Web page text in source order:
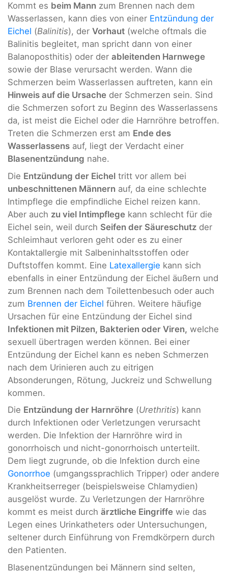
Kommt es beim Mann zum Brennen nach dem
Wasserlassen, kann dies von einer Entzündung der
Eichel (Balinitis), der Vorhaut (welche oftmals die
Balinitis begleitet, man spricht dann von einer
Balanoposthitis) oder der ableitenden Harnwege
sowie der Blase verursacht werden. Wann die
Schmerzen beim Wasserlassen auftreten, kann ein
Hinweis auf die Ursache der Schmerzen sein. Sind
die Schmerzen sofort zu Beginn des Wasserlassens
da, ist meist die Eichel oder die Harnröhre betroffen.
Treten die Schmerzen erst am Ende des
Wasserlassens auf, liegt der Verdacht einer
Blasenentzündung nahe.
Die Entzündung der Eichel tritt vor allem bei
unbeschnittenen Männern auf, da eine schlechte
Intimpflege die empfindliche Eichel reizen kann.
Aber auch zu viel Intimpflege kann schlecht für die
Eichel sein, weil durch Seifen der Säureschutz der
Schleimhaut verloren geht oder es zu einer
Kontaktallergie mit Salbeninhaltsstoffen oder
Duftstoffen kommt. Eine Latexallergie kann sich
ebenfalls in einer Entzündung der Eichel äußern und
zum Brennen nach dem Toilettenbesuch oder auch
zum Brennen der Eichel führen. Weitere häufige
Ursachen für eine Entzündung der Eichel sind
Infektionen mit Pilzen, Bakterien oder Viren, welche
sexuell übertragen werden können. Bei einer
Entzündung der Eichel kann es neben Schmerzen
nach dem Urinieren auch zu eitrigen
Absonderungen, Rötung, Juckreiz und Schwellung
kommen.
Die Entzündung der Harnröhre (Urethritis) kann
durch Infektionen oder Verletzungen verursacht
werden. Die Infektion der Harnröhre wird in
gonorrhoisch und nicht-gonorrhoisch unterteilt.
Dem liegt zugrunde, ob die Infektion durch eine
Gonorrhoe (umgangssprachlich Tripper) oder andere
Krankheitserreger (beispielsweise Chlamydien)
ausgelöst wurde. Zu Verletzungen der Harnröhre
kommt es meist durch ärztliche Eingriffe wie das
Legen eines Urinkatheters oder Untersuchungen,
seltener durch Einführung von Fremdkörpern durch
den Patienten.
Blasenentzündungen bei Männern sind selten,